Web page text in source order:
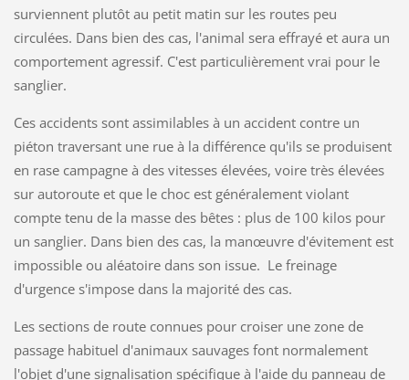
surviennent plutôt au petit matin sur les routes peu
circulées. Dans bien des cas, l'animal sera effrayé et aura un
comportement agressif. C'est particulièrement vrai pour le
sanglier.
Ces accidents sont assimilables à un accident contre un
piéton traversant une rue à la différence qu'ils se produisent
en rase campagne à des vitesses élevées, voire très élevées
sur autoroute et que le choc est généralement violant
compte tenu de la masse des bêtes : plus de 100 kilos pour
un sanglier. Dans bien des cas, la manœuvre d'évitement est
impossible ou aléatoire dans son issue. Le freinage
d'urgence s'impose dans la majorité des cas.
Les sections de route connues pour croiser une zone de
passage habituel d'animaux sauvages font normalement
l'objet d'une signalisation spécifique à l'aide du panneau de